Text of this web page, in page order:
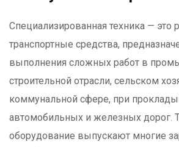
Специализированная техника — это
транспортные средства,
выполнения сложных работ в
строительной отрасли, сельском
коммунальной сфере, при
автомобильных и железных дорог.
оборудование выпускают многие